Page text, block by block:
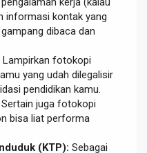
informasi kontak yang
dibaca dan
Lampirkan fotokopi
yang udah dilegalisir
pendidikan kamu.
Sertain juga fotokopi
bisa liat performa
(KTP): Sebagai